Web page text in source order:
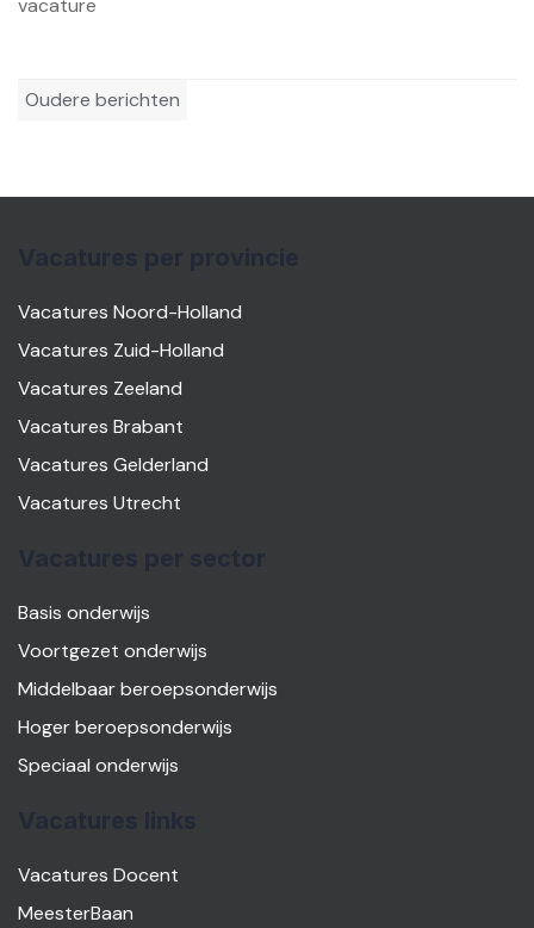
vacature
Berichtennavigatie
Oudere berichten
Vacatures Noord-Holland
Vacatures Zuid-Holland
Vacatures Zeeland
Vacatures Brabant
Vacatures Gelderland
Vacatures Utrecht
Basis onderwijs
Voortgezet onderwijs
Middelbaar beroepsonderwijs
Hoger beroepsonderwijs
Speciaal onderwijs
Vacatures Docent
MeesterBaan